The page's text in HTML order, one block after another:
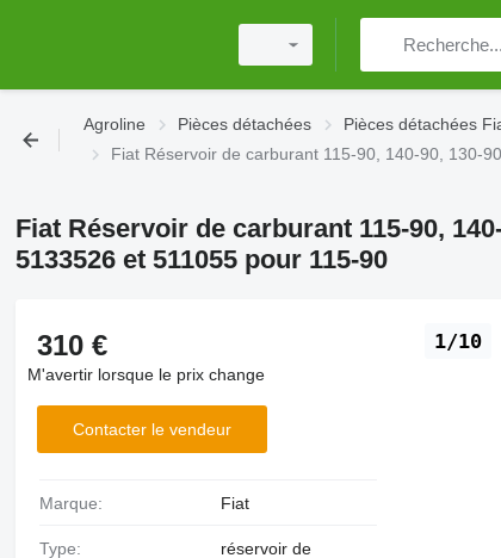
Agroline Pièces détachées Pièces détachées
Fiat Réservoir de carburant 115-90, 140-90, 130-
Fiat Réservoir de carburant 115-90,
5133526 et 511055 pour 115-90
1/10
310 €
M'avertir lorsque le prix change
Contacter le vendeur
Marque: Fiat
Type:
réservoir de